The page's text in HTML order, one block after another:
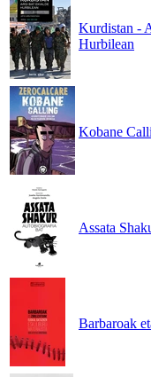
Kurdistan -
Hurbilean
Kobane
Assata
Barbaroak